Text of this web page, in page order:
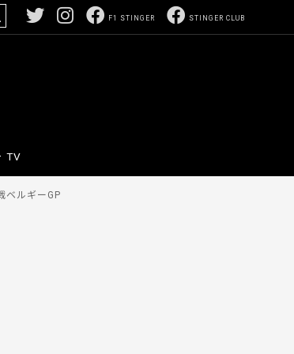
STINGER CLUB
F1 STINGER
TV
ベルギーGP